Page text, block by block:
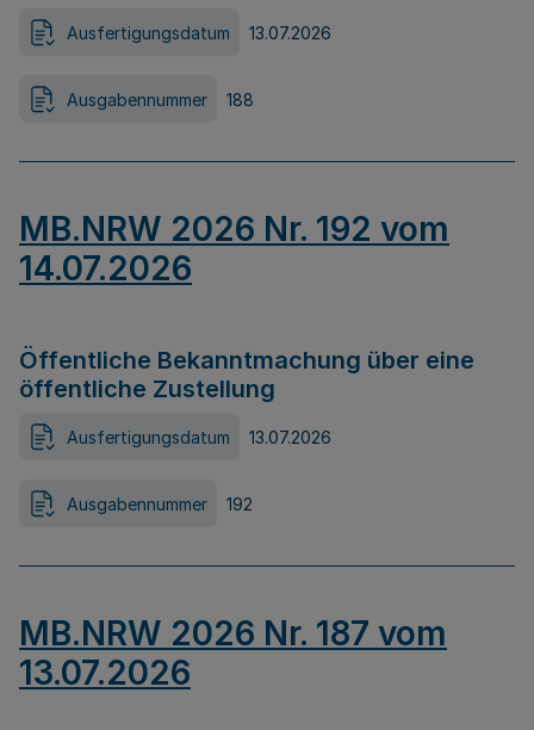
Ausfertigungsdatum 13.07.2026
Ausgabennummer 188
MB.NRW 2026 Nr. 192 vom
14.07.2026
Öffentliche Bekanntmachung über eine
öffentliche Zustellung
Ausfertigungsdatum 13.07.2026
Ausgabennummer 192
MB.NRW 2026 Nr. 187 vom
13.07.2026